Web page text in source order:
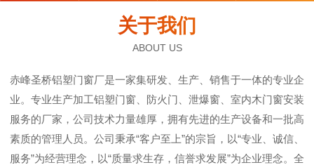
关于我们
ABOUT US
赤峰圣桥铝塑门窗厂是一家集研发、生产、销售于一体的专业企
业。专业生产加工铝塑门窗、防火门、泄爆窗、室内木门窗安装
服务的厂家，公司技术力量雄厚，拥有先进的生产设备和一批高
素质的管理人员。公司秉承“客户至上”的宗旨，以“专业、诚信、
服务”为经营理念，以“质量求生存，信誉求发展”为企业理念。全